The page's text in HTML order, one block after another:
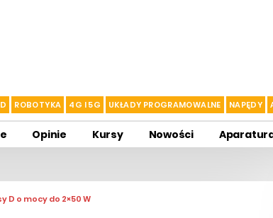
ROBOTYKA 4G I 5G UKŁADY PROGRAMOWALNE NAPĘDY
Opinie Kursy Nowości
D o mocy do 2×50 W